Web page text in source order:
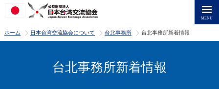
ホーム >
日本台湾交流協会について >
台北事務所 >
台北事務所新着情報
台北事務所新着情報